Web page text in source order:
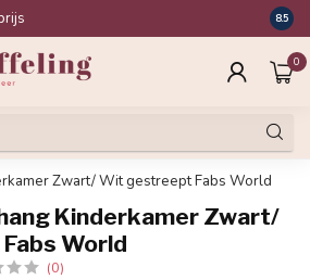
8.5
0
Zwart/ Wit gestreept Fabs World
Kinderkamer Zwart/
World
(0)